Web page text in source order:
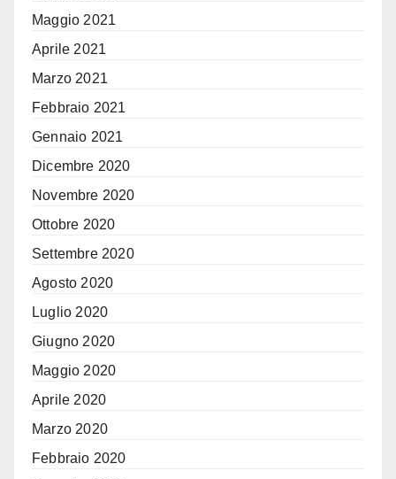
Maggio 2021
Aprile 2021
Marzo 2021
Febbraio 2021
Gennaio 2021
Dicembre 2020
Novembre 2020
Ottobre 2020
Settembre 2020
Agosto 2020
Luglio 2020
Giugno 2020
Maggio 2020
Aprile 2020
Marzo 2020
Febbraio 2020